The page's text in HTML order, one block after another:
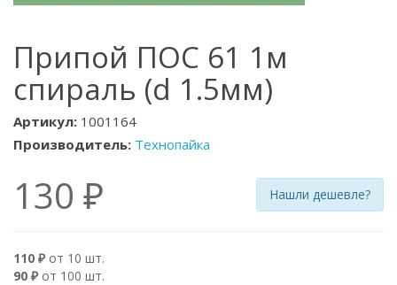
Припой ПОС 61 1м
спираль (d 1.5мм)
Артикул: 1001164
Производитель: Технопайка
130 ₽ Нашли дешевле?
110 ₽ от 10 шт.
90 ₽ от 100 шт.